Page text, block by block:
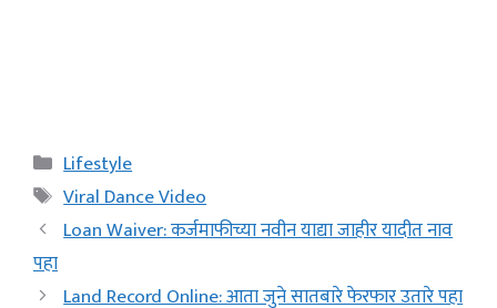
Categories
Lifestyle
Tags
Viral Dance Video
Loan Waiver: कर्जमाफीच्या नवीन याद्या जाहीर यादीत नाव
पहा
Land Record Online: आता जुने सातबारे फेरफार उतारे पहा